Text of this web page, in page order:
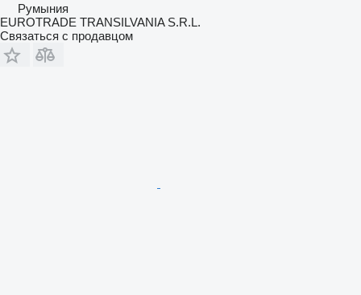
Румыния
EUROTRADE TRANSILVANIA S.R.L.
Связаться с продавцом